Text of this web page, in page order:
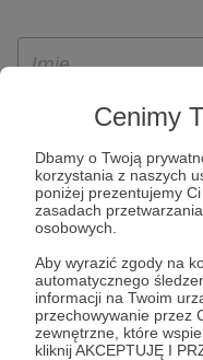
Cenimy
Dbamy o Twoją
korzystania z naszych
poniżej prezentujemy
zasadach
osobowych.
Aby wyrazić zgody na
automatycznego
informacji na Twoim
przechowywanie przez
zewnętrzne, które
kliknij AKCEPTUJĘ I
Patronite.pl, w tym
otrzymywania wsparcia
ich przenoszenia,
wyrażenia sprzeciwu
osobowych.
jest po przekazaniu
założenie konta przez
dostępny jest na